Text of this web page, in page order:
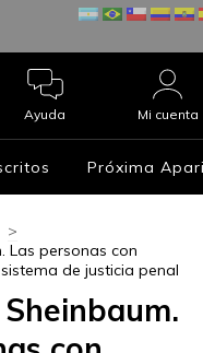
Ayuda Mi cuenta
Próxima
>
Las personas con
de justicia penal